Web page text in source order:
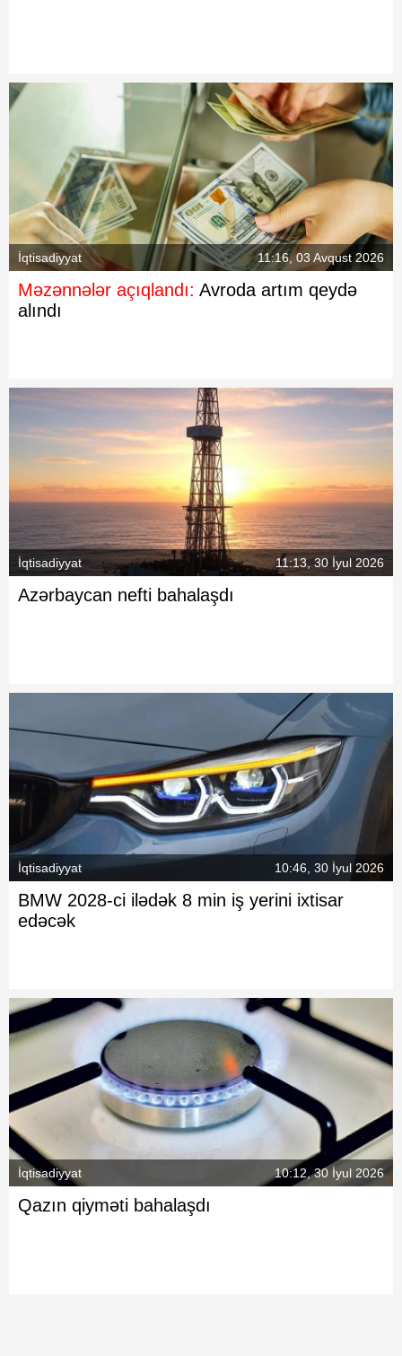
İqtisadiyyat 11:16, 03 Avqust 2026
Məzənnələr açıqlandı: Avroda artım qeydə
alındı
İqtisadiyyat 11:13, 30 İyul 2026
Azərbaycan nefti bahalaşdı
İqtisadiyyat 10:46, 30 İyul 2026
BMW 2028-ci ilədək 8 min iş yerini ixtisar
edəcək
İqtisadiyyat 10:12, 30 İyul 2026
Qazın qiyməti bahalaşdı